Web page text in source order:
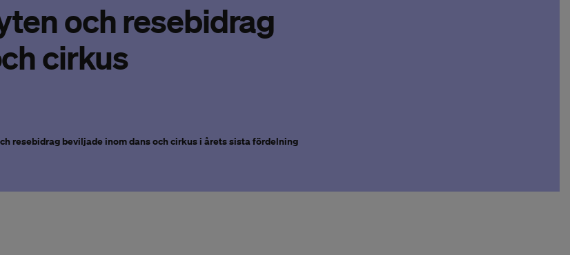
och resebidrag
cirkus
resebidrag beviljade inom dans och cirkus i årets sista fördelning